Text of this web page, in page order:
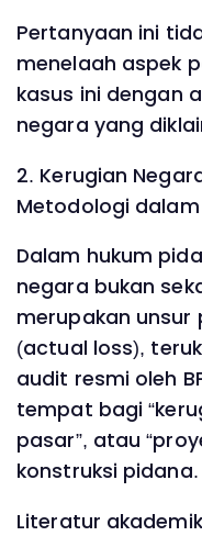
Pertanyaan ini
menelaah aspek
kasus ini dengan
negara yang
2. Kerugian
Metodologi dalam
Dalam hukum
negara bukan
merupakan unsur
(actual loss),
audit resmi oleh
tempat bagi
pasar”, atau
konstruksi pidana.
Literatur